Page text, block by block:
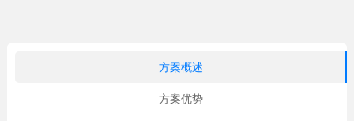
方案概述
方案优势